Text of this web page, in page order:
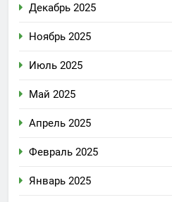
Декабрь 2025
Ноябрь 2025
Июль 2025
Май 2025
Апрель 2025
Февраль 2025
Январь 2025